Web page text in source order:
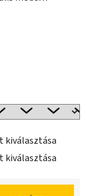
kiválasztása
kiválasztása